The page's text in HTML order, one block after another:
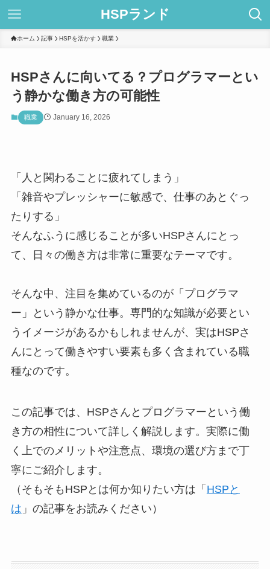
HSPランド
ホーム 記事 HSPを活かす 職業
HSPさんに向いてる？プログラマーとい
う静かな働き方の可能性
職業 January 16, 2026
「人と関わることに疲れてしまう」
「雑音やプレッシャーに敏感で、仕事のあとぐっ
たりする」
そんなふうに感じることが多いHSPさんにとっ
て、日々の働き方は非常に重要なテーマです。
そんな中、注目を集めているのが「プログラマ
ー」という静かな仕事。専門的な知識が必要とい
うイメージがあるかもしれませんが、実はHSPさ
んにとって働きやすい要素も多く含まれている職
種なのです。
この記事では、HSPさんとプログラマーという働
き方の相性について詳しく解説します。実際に働
く上でのメリットや注意点、環境の選び方まで丁
寧にご紹介します。
（そもそもHSPとは何か知りたい方は「 HSPと
は 」の記事をお読みください）